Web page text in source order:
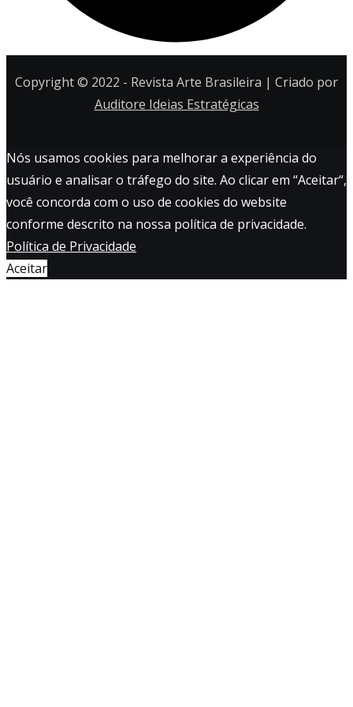
Copyright © 2022 - Revista Arte Brasileira | Criado por
Auditore Ideias Estratégicas
Nós usamos cookies para melhorar a experiência do
usuário e analisar o tráfego do site. Ao clicar em “Aceitar“,
você concorda com o uso de cookies do website
conforme descrito na nossa política de privacidade.
Política de Privacidade
Aceitar